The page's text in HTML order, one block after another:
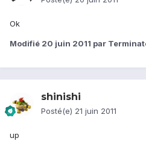
Ok
Modifié 20 juin 2011 par
shinishi
Posté(e) 21 juin 2011
up